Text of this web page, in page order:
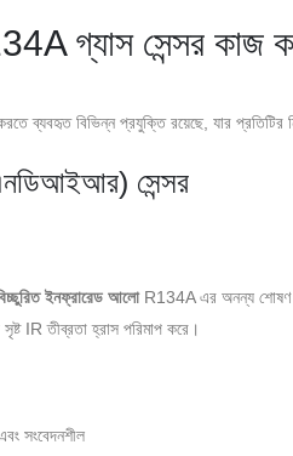
গ্যাস সেন্সর কাজ
ব্যবহৃত বিভিন্ন প্রযুক্তি রয়েছে, যার প্রতিটির
সেন্সর
ইনফ্রারেড আলোR134A এর অনন্য শোষণ
IR তীব্রতা হ্রাস পরিমাপ করে।
সংবেদনশীল